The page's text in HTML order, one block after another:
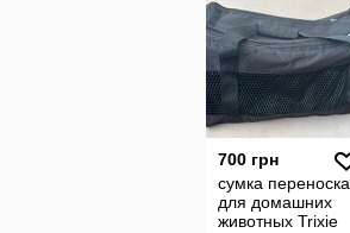
700 грн
сумка переноска
для домашних
животных Trixie